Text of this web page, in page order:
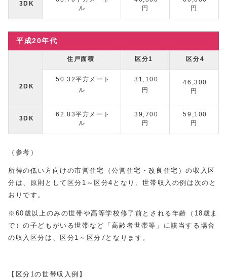
3DK
ル
円
円
平成20年代
住戸面積 区分1 区分4
2DK
50.32平方メート
ル
31,100
円
46,300
円
3DK
62.83平方メート
ル
39,700
円
59,100
円
（参考）
所得の低い方向けの市営住宅（公営住宅・改良住宅）の収入区
分は、原則として区分1～区分4となり、世帯収入の例は次のと
おりです。
※60歳以上のみの世帯や高等学校修了前とされる年齢（18歳ま
で）の子どもがいる世帯など「高齢者世帯等」に該当する場合
の収入区分は、区分1～区分7となります。
【区分1の世帯収入例】